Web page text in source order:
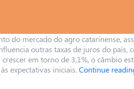
do mercado do agro catarinense,
outras taxas de juros do
em torno de 3,1%, o câmbio
expectativas iniciais.Continue